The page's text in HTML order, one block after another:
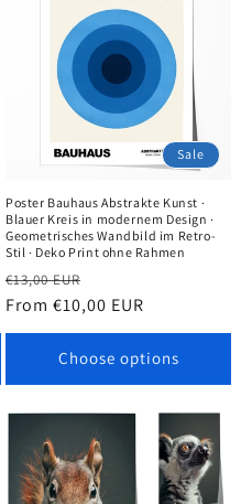
Sale
Poster Bauhaus Abstrakte Kunst ·
Blauer Kreis in modernem Design ·
Geometrisches Wandbild im Retro-
Stil · Deko Print ohne Rahmen
Regular
price
€13,00 EUR
price
From €10,00 EUR
Choose options